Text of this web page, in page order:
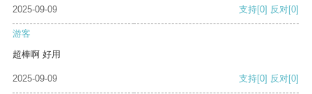
2025-09-09
支持[0] 反对[0]
游客
超棒啊 好用
2025-09-09 支持[0] 反对[0]